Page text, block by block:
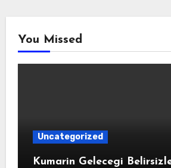
You Missed
Uncategorized
Kumarin Gelecegi